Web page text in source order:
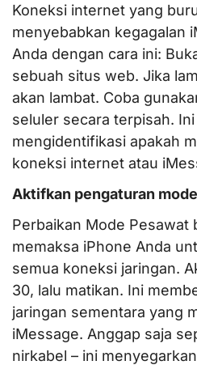
Koneksi internet yang
menyebabkan kegagalan
Anda dengan cara ini:
sebuah situs web. Jika
akan lambat. Coba
seluler secara terpisah.
mengidentifikasi apakah
koneksi internet atau
Aktifkan pengaturan
Perbaikan Mode Pesawat
memaksa iPhone Anda
semua koneksi jaringan.
30, lalu matikan. Ini
jaringan sementara yang
iMessage. Anggap saja
nirkabel – ini